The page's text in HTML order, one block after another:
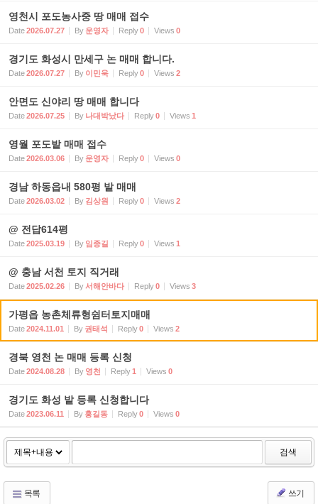
영천시 포도농사중 땅 매매 접수
Date2026.07.27 By 운영자 Reply0 Views 0
경기도 화성시 만세구 논 매매 합니다.
Date2026.07.27 By 이민욱 Reply0 Views 2
안면도 신야리 땅 매매 합니다
Date2026.07.25 By 나대박났다 Reply0 Views 1
영월 포도밭 매매 접수
Date2026.03.06 By 운영자 Reply0 Views 0
경남 하동읍내 580평 밭 매매
Date2026.03.02 By 김상원 Reply0 Views 2
@ 전답614평
Date2025.03.19 By 임종길 Reply0 Views 1
@ 충남 서천 토지 직거래
Date2025.02.26 By서해안바다 Reply0 Views 3
가평읍 농촌체류형쉼터토지매매
Date2024.11.01 By 권태석 Reply0 Views 2
경북 영천 논 매매 등록 신청
Date2024.08.28 By 영천 Reply1 Views 0
경기도 화성 밭 등록 신청합니다
Date2023.06.11 By 홍길동 Reply0 Views 0
검색
목록 쓰기